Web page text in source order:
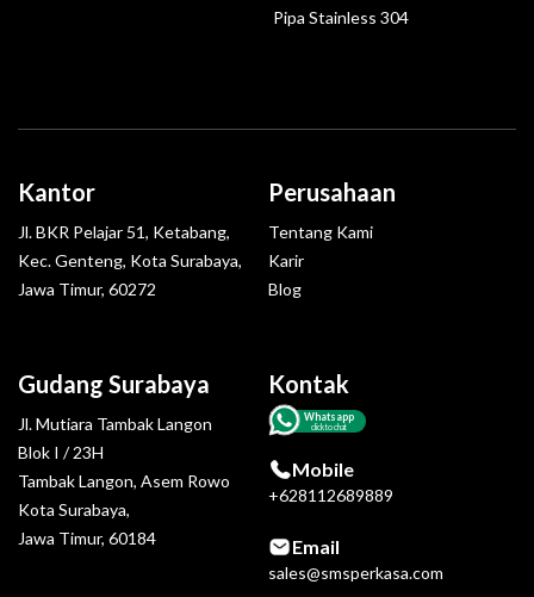
Pipa Stainless 304
Gudang Surabaya
Jl. Mutiara Tambak Langon
Blok I / 23H
Tambak Langon, Asem Rowo
Kota Surabaya,
Jawa Timur, 60184
Kantor
Jl. BKR Pelajar 51, Ketabang,
Kec. Genteng, Kota Surabaya,
Jawa Timur, 60272
Kontak
Whatsapp
click to chat
Mobile
+628112689889
Email
sales@smsperkasa.com
Perusahaan
Tentang Kami
Karir
Blog